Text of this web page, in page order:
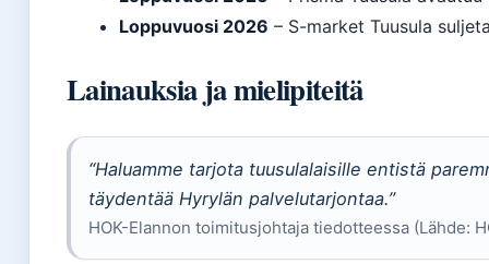
Loppuvuosi 2026 – S-market Tuusula
Lainauksia ja mielipiteitä
“Haluamme tarjota tuusulalaisille entistä
täydentää Hyrylän palvelutarjontaa.”
HOK-Elannon toimitusjohtaja tiedotteessa (Lähde: